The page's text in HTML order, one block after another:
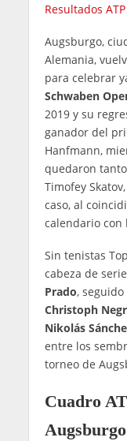
Resultados
Augsburgo,
Alemania,
para celebrar
Schwaben
2019 y su
ganador del
Hanfmann,
quedaron
Timofey
caso, al
calendario con
Sin tenistas
cabeza de
Prado,
Christoph
Nikolás
entre los
torneo de
Cuadro